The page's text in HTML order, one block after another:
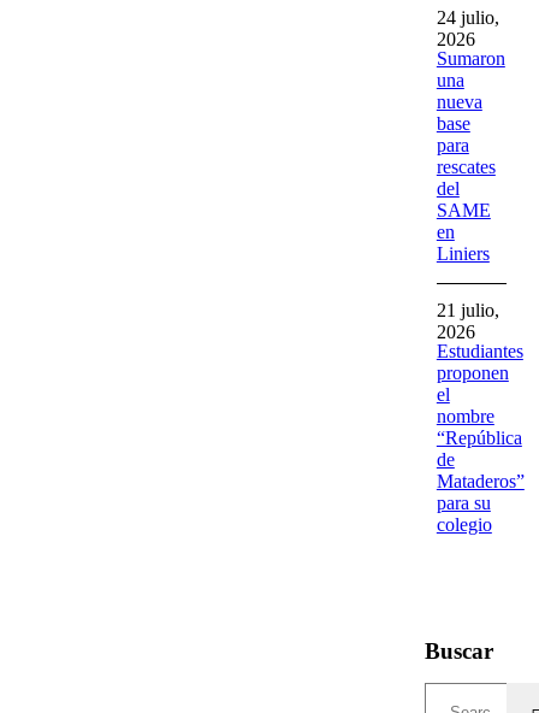
Sumaron
una
nueva
base
para
rescates
del
SAME
en
Liniers
24 julio,
2026
Estudiantes
proponen
el
nombre
“República
de
Mataderos”
para su
colegio
21 julio,
2026
Buscar